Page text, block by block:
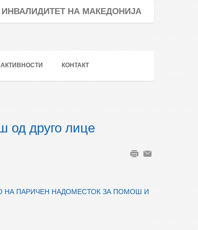
ИНВАЛИДИТЕТ НА МАКЕДОНИЈА
АКТИВНОСТИ КОНТАКТ
од друго лице
НА ПАРИЧЕН НАДОМЕСТОК ЗА ПОМОШ И